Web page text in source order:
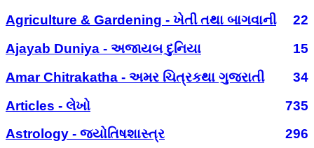
Agriculture & Gardening - ખેતી તથા બાગવાની
22
Ajayab Duniya - અજાયબ દુનિયા
15
Amar Chitrakatha - અમર ચિત્રકથા ગુજરાતી
34
Articles - લેખો
735
Astrology - જ્યોતિષશાસ્ત્ર
296